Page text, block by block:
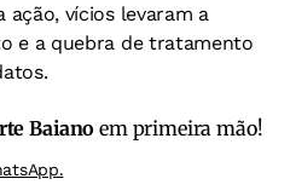
ação, vícios levaram a
e a quebra de tratamento
Baiano em primeira mão!